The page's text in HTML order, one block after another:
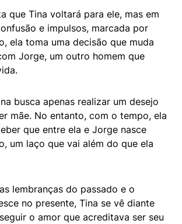
que Tina voltará para ele, mas em
e impulsos, marcada por
ela toma uma decisão que muda
Jorge, um outro homem que
busca apenas realizar um desejo
mãe. No entanto, com o tempo, ela
que entre ela e Jorge nasce
um laço que vai além do que ela
lembranças do passado e o
no presente, Tina se vê diante
o amor que acreditava ser seu